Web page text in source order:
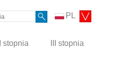
PL
II stopnia III stopnia